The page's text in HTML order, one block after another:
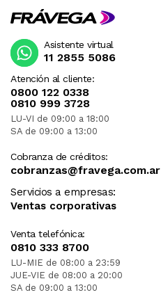
Atención al cliente:
0800 122 0338
0810 999 3728
LU-VI de 09:00 a 18:00
SA de 09:00 a 13:00
Cobranza de créditos:
cobranzas@fravega.com.ar
Servicios a empresas:
Ventas corporativas
Venta telefónica:
0810 333 8700
LU-MIE de 08:00 a 23:59
JUE-VIE de 08:00 a 20:00
SA de 09:00 a 13:00
Asistente virtual
11 2855 5086